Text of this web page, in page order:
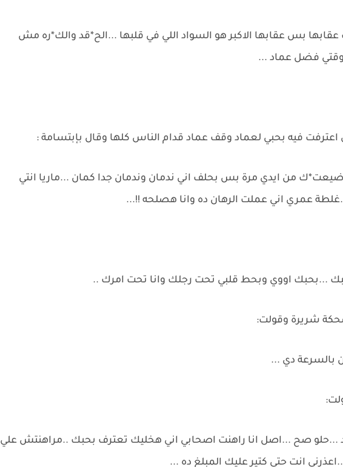
بس عقابها الاكبر هو السواد اللي في قلبها ...الح*قد والك*ره مش
فضل عماد ...
اعترفت فيه بحبي لعماد وقف عماد قدام الناس كلها وقال بإبتسامة :
من ايدي مرة بس بحلف اني ندمان وندمان جدا كمان ...ماريا انتي
عمري اني عملت الرهان ده وانا هصلحه !!...
...بحبك اووي وبحط قلبي تحت رجلك وانا تحت امرك ..
شريرة وقولت:
بالسرعة دي ...
...حلو صح ...اصل انا راهنت اصحابي اني هخليك تعترف بحبك ..مراهنتش علي
انت حتي كتير عليك المبلغ ده ...